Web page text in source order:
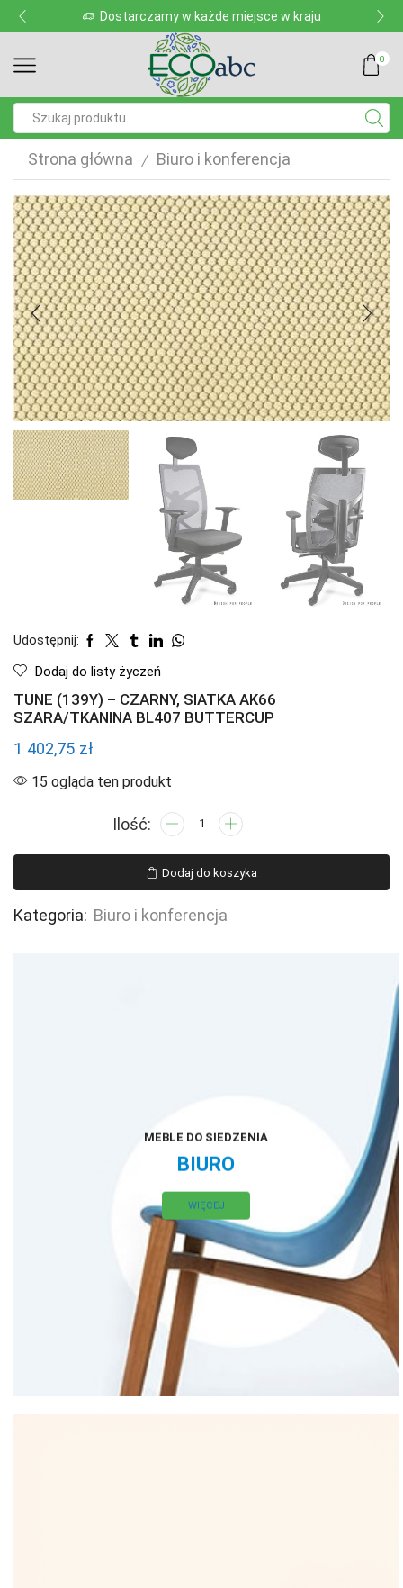
Dostarczamy w każde miejsce w kraju
0
Strona główna / Biuro i konferencja
Udostępnij:
Dodaj do listy życzeń
TUNE (139Y) – CZARNY, SIATKA AK66
SZARA/TKANINA BL407 BUTTERCUP
1 402,75 zł
15 ogląda ten produkt
ilość
(139Y)
-
CZARNY,
Dodaj do koszyka
Kategoria: Biuro i konferencja
MEBLE DO SIEDZENIA
BIURO
WIĘCEJ